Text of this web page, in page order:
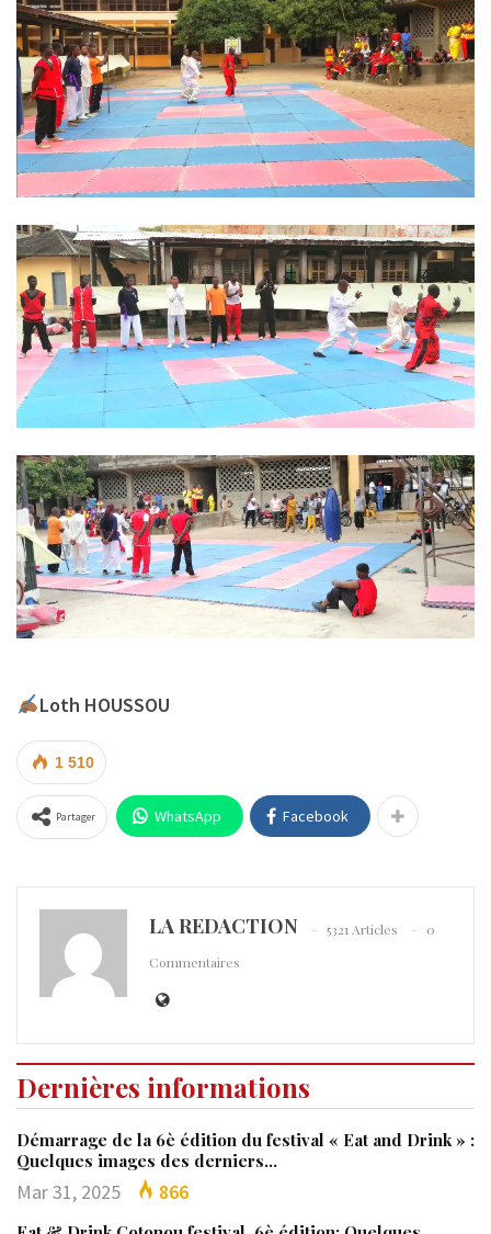
Loth HOUSSOU
1 510
Partager WhatsApp Facebook
LA REDACTION 5321 Articles
0
Commentaires
Dernières informations
Démarrage de la 6è édition du festival « Eat and Drink » :
Quelques images des derniers…
Mar 31, 2025 866